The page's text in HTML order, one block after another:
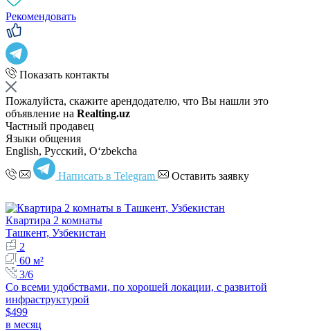
Рекомендовать
Показать контакты
Пожалуйста, скажите арендодателю, что Вы нашли это
объявление на Realting.uz
Частный продавец
Языки общения
English, Русский, Oʻzbekcha
Написать в Telegram Оставить заявку
Квартира 2 комнаты
Ташкент, Узбекистан
2
60 м²
3/6
Со всеми удобствами, по хорошей локации, с развитой
инфраструктурой
$499
в месяц